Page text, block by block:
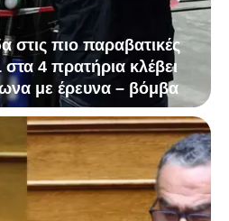
στις πιο παραβατικές
4 πρατήρια κλέβει
με έρευνα – βόμβα